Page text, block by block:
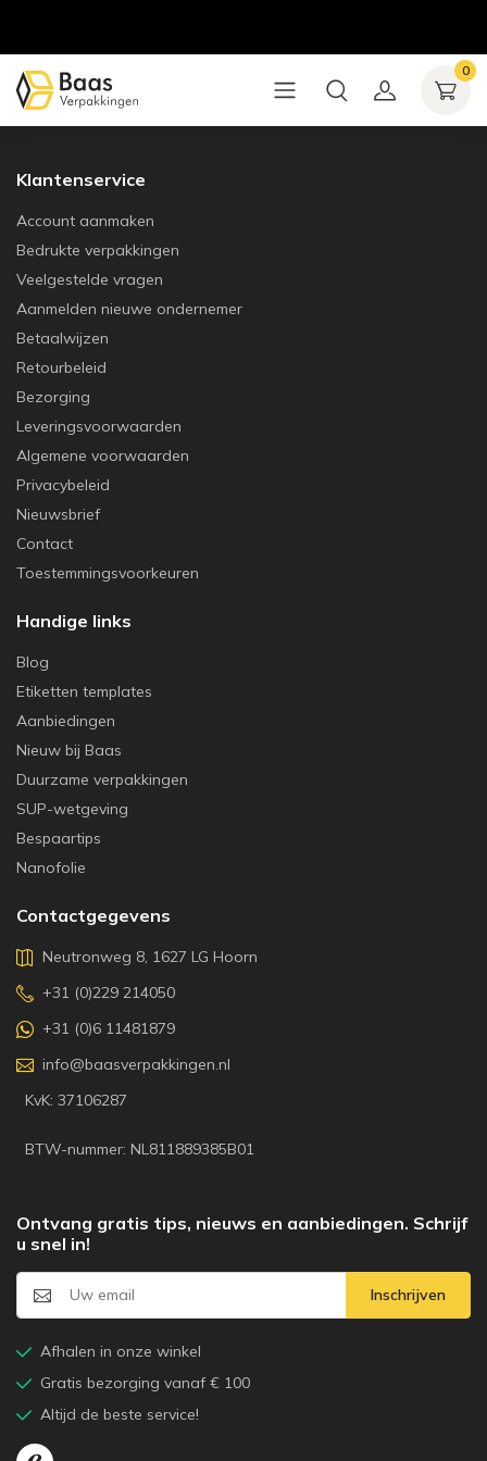
0
Klantenservice
Account aanmaken
Bedrukte verpakkingen
Veelgestelde vragen
Aanmelden nieuwe ondernemer
Betaalwijzen
Retourbeleid
Bezorging
Leveringsvoorwaarden
Algemene voorwaarden
Privacybeleid
Nieuwsbrief
Contact
Toestemmingsvoorkeuren
Handige links
Blog
Etiketten templates
Aanbiedingen
Nieuw bij Baas
Duurzame verpakkingen
SUP-wetgeving
Bespaartips
Nanofolie
Contactgegevens
Neutronweg 8, 1627 LG Hoorn
+31 (0)229 214050
+31 (0)6 11481879
info@baasverpakkingen.nl
KvK: 37106287
BTW-nummer: NL811889385B01
Ontvang gratis tips, nieuws en aanbiedingen. Schrijf
u snel in!
Inschrijven
Afhalen in onze winkel
Gratis bezorging vanaf € 100
Altijd de beste service!